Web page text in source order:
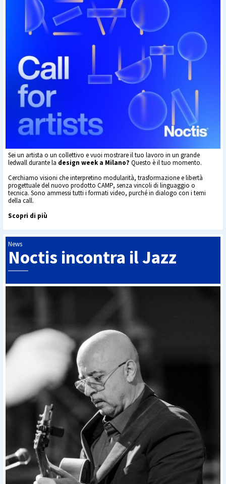
Sei un artista o un collettivo e vuoi mostrare il tuo lavoro in un grande
ledwall durante la design week a Milano? Questo è il tuo momento.
Cerchiamo visioni che interpretino modularità, trasformazione e libertà
progettuale del nuovo prodotto CAMP, senza vincoli di linguaggio o
tecnica. Sono ammessi tutti i formati video, purché in dialogo con i temi
della call.
Scopri di più
News
Noctis incontra il Jazz